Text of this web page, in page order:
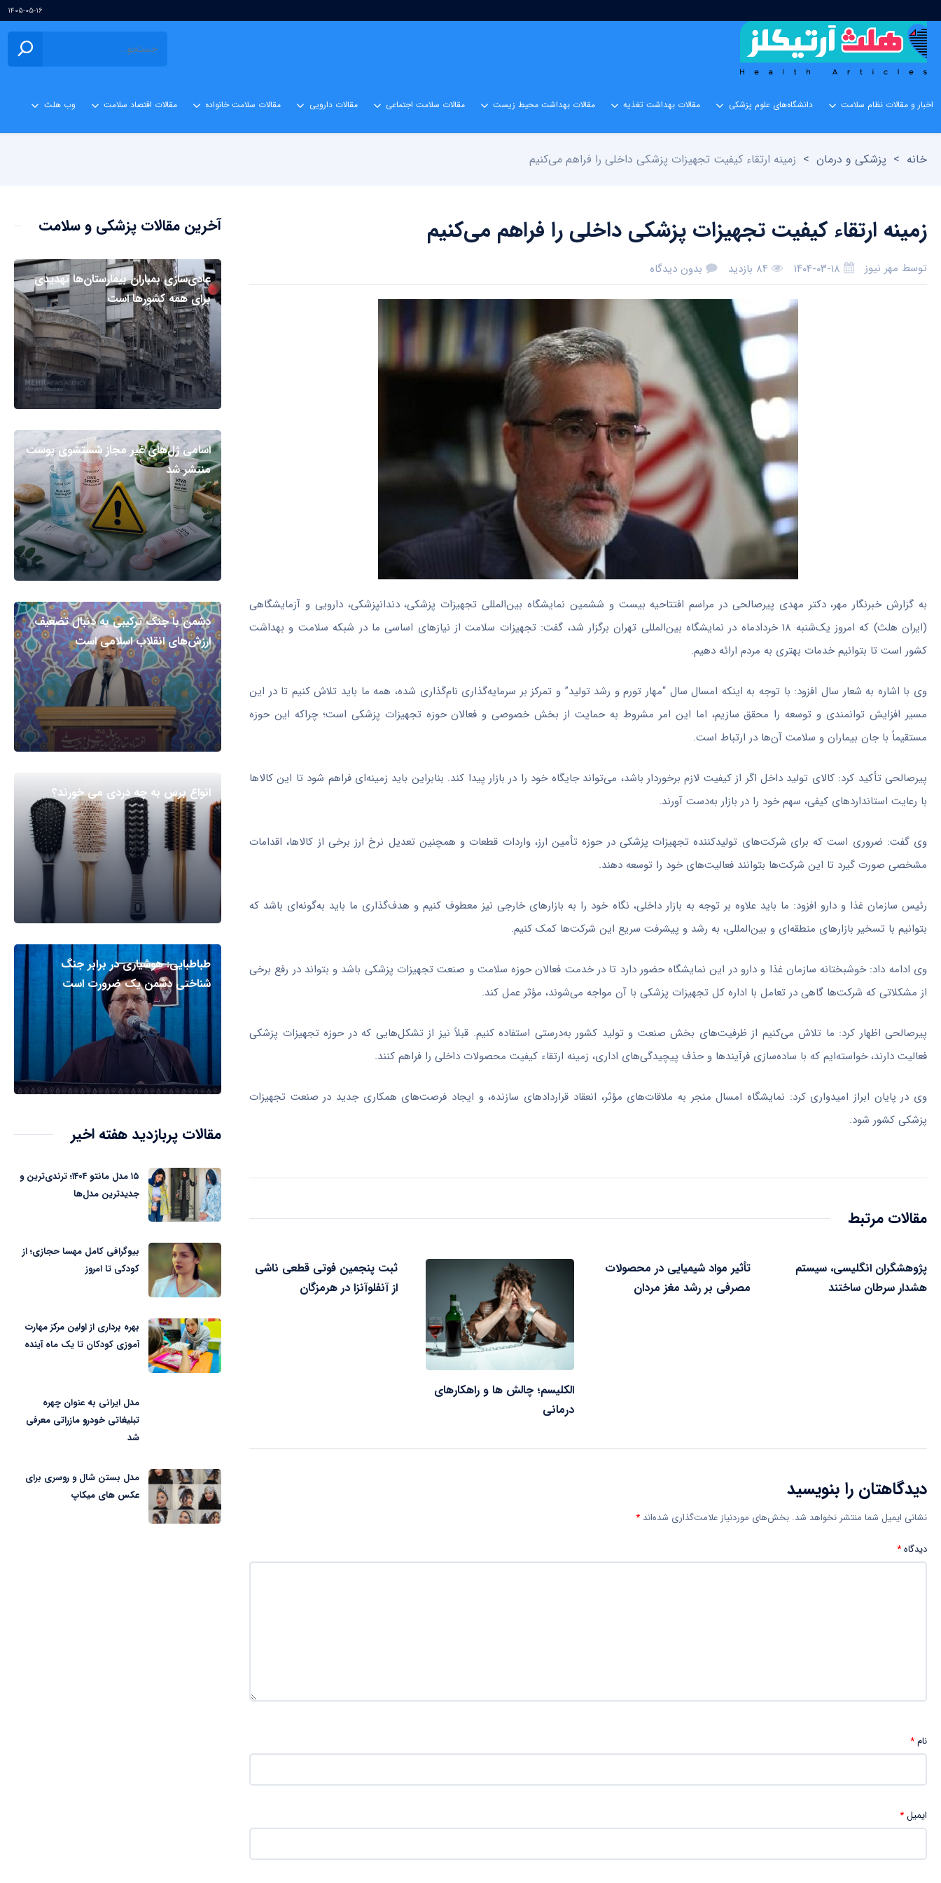
۱۴۰۵-۰۵-۱۶
اخبار و مقالات نظام سلامت دانشگاه‌های علوم پزشکی مقالات بهداشت تغذیه مقالات بهداشت محیط زیست مقالات سلامت اجتماعی مقالات دارویی مقالات سلامت خانواده مقالات اقتصاد سلامت وب هلث
خانه > پزشکی و درمان > زمینه ارتقاء کیفیت تجهیزات پزشکی داخلی را فراهم می‌کنیم
زمینه ارتقاء کیفیت تجهیزات پزشکی داخلی را فراهم می‌کنیم
توسط مهر نیوز ۱۴۰۴-۰۳-۱۸ ۸۴ بازدید بدون دیدگاه
به گزارش خبرنگار مهر، دکتر مهدی پیرصالحی در مراسم افتتاحیه بیست و ششمین نمایشگاه بین‌المللی تجهیزات پزشکی، دندانپزشکی، دارویی و آزمایشگاهی
(ایران هلث) که امروز یک‌شنبه ۱۸ خردادماه در نمایشگاه بین‌المللی تهران برگزار شد، گفت: تجهیزات سلامت از نیازهای اساسی ما در شبکه سلامت و بهداشت
کشور است تا بتوانیم خدمات بهتری به مردم ارائه دهیم.
وی با اشاره به شعار سال افزود: با توجه به اینکه امسال سال “مهار تورم و رشد تولید” و تمرکز بر سرمایه‌گذاری نام‌گذاری شده، همه ما باید تلاش کنیم تا در این
مسیر افزایش توانمندی و توسعه را محقق سازیم، اما این امر مشروط به حمایت از بخش خصوصی و فعالان حوزه تجهیزات پزشکی است؛ چراکه این حوزه
مستقیماً با جان بیماران و سلامت آن‌ها در ارتباط است.
پیرصالحی تأکید کرد: کالای تولید داخل اگر از کیفیت لازم برخوردار باشد، می‌تواند جایگاه خود را در بازار پیدا کند. بنابراین باید زمینه‌ای فراهم شود تا این کالاها
با رعایت استانداردهای کیفی، سهم خود را در بازار به‌دست آورند.
وی گفت: ضروری است که برای شرکت‌های تولیدکننده تجهیزات پزشکی در حوزه تأمین ارز، واردات قطعات و همچنین تعدیل نرخ ارز برخی از کالاها، اقدامات
مشخصی صورت گیرد تا این شرکت‌ها بتوانند فعالیت‌های خود را توسعه دهند.
رئیس سازمان غذا و دارو افزود: ما باید علاوه بر توجه به بازار داخلی، نگاه خود را به بازارهای خارجی نیز معطوف کنیم و هدف‌گذاری ما باید به‌گونه‌ای باشد که
بتوانیم با تسخیر بازارهای منطقه‌ای و بین‌المللی، به رشد و پیشرفت سریع این شرکت‌ها کمک کنیم.
وی ادامه داد: خوشبختانه سازمان غذا و دارو در این نمایشگاه حضور دارد تا در خدمت فعالان حوزه سلامت و صنعت تجهیزات پزشکی باشد و بتواند در رفع برخی
از مشکلاتی که شرکت‌ها گاهی در تعامل با اداره کل تجهیزات پزشکی با آن مواجه می‌شوند، مؤثر عمل کند.
پیرصالحی اظهار کرد: ما تلاش می‌کنیم از ظرفیت‌های بخش صنعت و تولید کشور به‌درستی استفاده کنیم. قبلاً نیز از تشکل‌هایی که در حوزه تجهیزات پزشکی
فعالیت دارند، خواسته‌ایم که با ساده‌سازی فرآیندها و حذف پیچیدگی‌های اداری، زمینه ارتقاء کیفیت محصولات داخلی را فراهم کنند.
وی در پایان ابراز امیدواری کرد: نمایشگاه امسال منجر به ملاقات‌های مؤثر، انعقاد قراردادهای سازنده، و ایجاد فرصت‌های همکاری جدید در صنعت تجهیزات
پزشکی کشور شود.
مقالات مرتبط
پژوهشگران انگلیسی، سیستم
هشدار سرطان ساختند
تأثیر مواد شیمیایی در محصولات
مصرفی بر رشد مغز مردان
الکلیسم؛ چالش ها و راهکارهای
درمانی
ثبت پنجمین فوتی قطعی ناشی
از آنفلوآنزا در هرمزگان
دیدگاهتان را بنویسید
نشانی ایمیل شما منتشر نخواهد شد. بخش‌های موردنیاز علامت‌گذاری شده‌اند *
دیدگاه*
نام*
ایمیل*
آخرین مقالات پزشکی و سلامت
عادی‌سازی بمباران بیمارستان‌ها تهدیدی
برای همه کشورها است
اسامی ژل‌های غیر مجاز شستشوی پوست
منتشر شد
دشمن با جنگ ترکیبی به دنبال تضعیف
ارزش‌های انقلاب اسلامی است
انواع برس به چه دردی می خورند؟
طباطبایی: هوشیاری در برابر جنگ
شناختی دشمن یک ضرورت است
مقالات پربازدید هفته اخیر
۱۵ مدل مانتو ۱۴۰۴؛ ترندی‌ترین و
جدیدترین مدل‌ها
بیوگرافی کامل مهسا حجازی؛ از
کودکی تا امروز
بهره برداری از اولین مرکز مهارت
آموزی کودکان تا یک ماه آینده
مدل ایرانی به عنوان چهره
تبلیغاتی خودرو مازراتی معرفی
شد
مدل بستن شال و روسری برای
عکس های میکاپ